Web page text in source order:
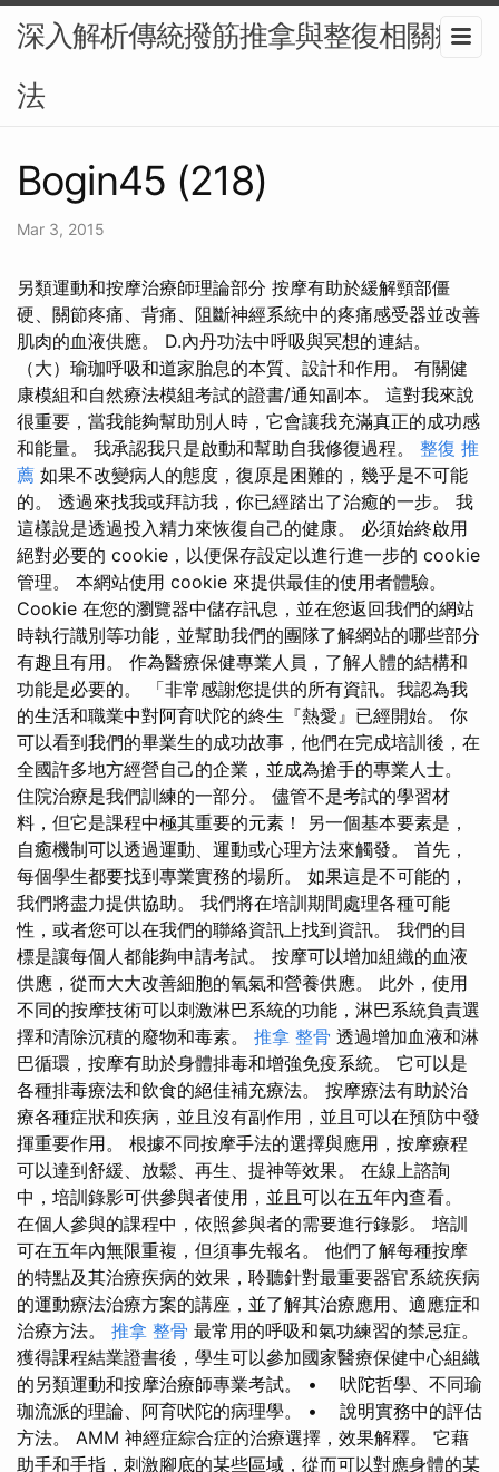
深入解析傳統撥筋推拿與整復相關療
法
Bogin45 (218)
Mar 3, 2015
另類運動和按摩治療師理論部分 按摩有助於緩解頸部僵
硬、關節疼痛、背痛、阻斷神經系統中的疼痛感受器並改善
肌肉的血液供應。 D.內丹功法中呼吸與冥想的連結。
（大）瑜珈呼吸和道家胎息的本質、設計和作用。 有關健
康模組和自然療法模組考試的證書/通知副本。 這對我來說
很重要，當我能夠幫助別人時，它會讓我充滿真正的成功感
和能量。 我承認我只是啟動和幫助自我修復過程。 整復 推
薦 如果不改變病人的態度，復原是困難的，幾乎是不可能
的。 透過來找我或拜訪我，你已經踏出了治癒的一步。 我
這樣說是透過投入精力來恢復自己的健康。 必須始終啟用
絕對必要的 cookie，以便保存設定以進行進一步的 cookie
管理。 本網站使用 cookie 來提供最佳的使用者體驗。
Cookie 在您的瀏覽器中儲存訊息，並在您返回我們的網站
時執行識別等功能，並幫助我們的團隊了解網站的哪些部分
有趣且有用。 作為醫療保健專業人員，了解人體的結構和
功能是必要的。 「非常感謝您提供的所有資訊。我認為我
的生活和職業中對阿育吠陀的終生『熱愛』已經開始。 你
可以看到我們的畢業生的成功故事，他們在完成培訓後，在
全國許多地方經營自己的企業，並成為搶手的專業人士。
住院治療是我們訓練的一部分。 儘管不是考試的學習材
料，但它是課程中極其重要的元素！ 另一個基本要素是，
自癒機制可以透過運動、運動或心理方法來觸發。 首先，
每個學生都要找到專業實務的場所。 如果這是不可能的，
我們將盡力提供協助。 我們將在培訓期間處理各種可能
性，或者您可以在我們的聯絡資訊上找到資訊。 我們的目
標是讓每個人都能夠申請考試。 按摩可以增加組織的血液
供應，從而大大改善細胞的氧氣和營養供應。 此外，使用
不同的按摩技術可以刺激淋巴系統的功能，淋巴系統負責選
擇和清除沉積的廢物和毒素。 推拿 整骨 透過增加血液和淋
巴循環，按摩有助於身體排毒和增強免疫系統。 它可以是
各種排毒療法和飲食的絕佳補充療法。 按摩療法有助於治
療各種症狀和疾病，並且沒有副作用，並且可以在預防中發
揮重要作用。 根據不同按摩手法的選擇與應用，按摩療程
可以達到舒緩、放鬆、再生、提神等效果。 在線上諮詢
中，培訓錄影可供參與者使用，並且可以在五年內查看。
在個人參與的課程中，依照參與者的需要進行錄影。 培訓
可在五年內無限重複，但須事先報名。 他們了解每種按摩
的特點及其治療疾病的效果，聆聽針對最重要器官系統疾病
的運動療法治療方案的講座，並了解其治療應用、適應症和
治療方法。 推拿 整骨 最常用的呼吸和氣功練習的禁忌症。
獲得課程結業證書後，學生可以參加國家醫療保健中心組織
的另類運動和按摩治療師專業考試。 • 吠陀哲學、不同瑜
珈流派的理論、阿育吠陀的病理學。 • 說明實務中的評估
方法。 AMM 神經症綜合症的治療選擇，效果解釋。 它藉
助手和手指，刺激腳底的某些區域，從而可以對應身體的某